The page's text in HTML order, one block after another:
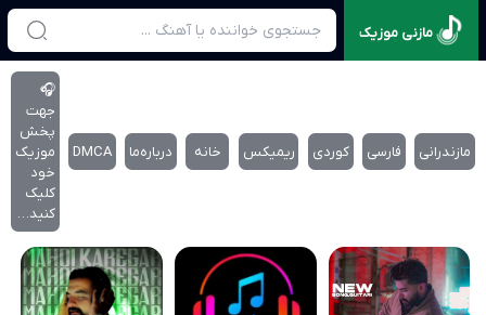
مازنی موزیک
مازندرانی فارسی کوردی ریمیکس خانه درباره‌‌ما DMCA
🎧
جهت
پخش
موزیک
خود
کلیک
کنید…